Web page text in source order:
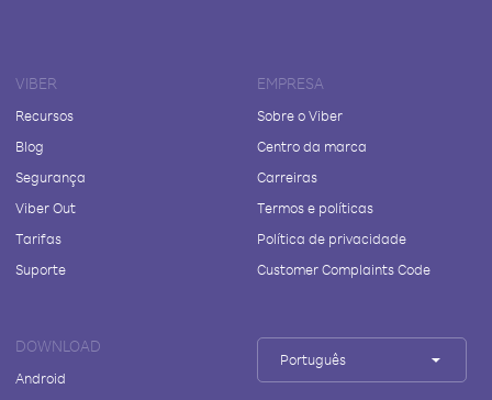
VIBER
Recursos
Blog
Segurança
Viber Out
Tarifas
Suporte
EMPRESA
Sobre o Viber
Centro da marca
Carreiras
Termos e políticas
Política de privacidade
Customer Complaints Code
DOWNLOAD
Android
Português